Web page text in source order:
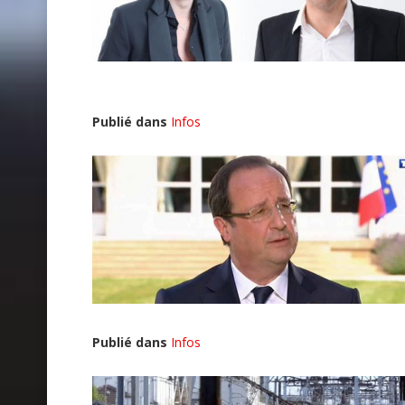
Publié dans Infos
Publié dans Infos